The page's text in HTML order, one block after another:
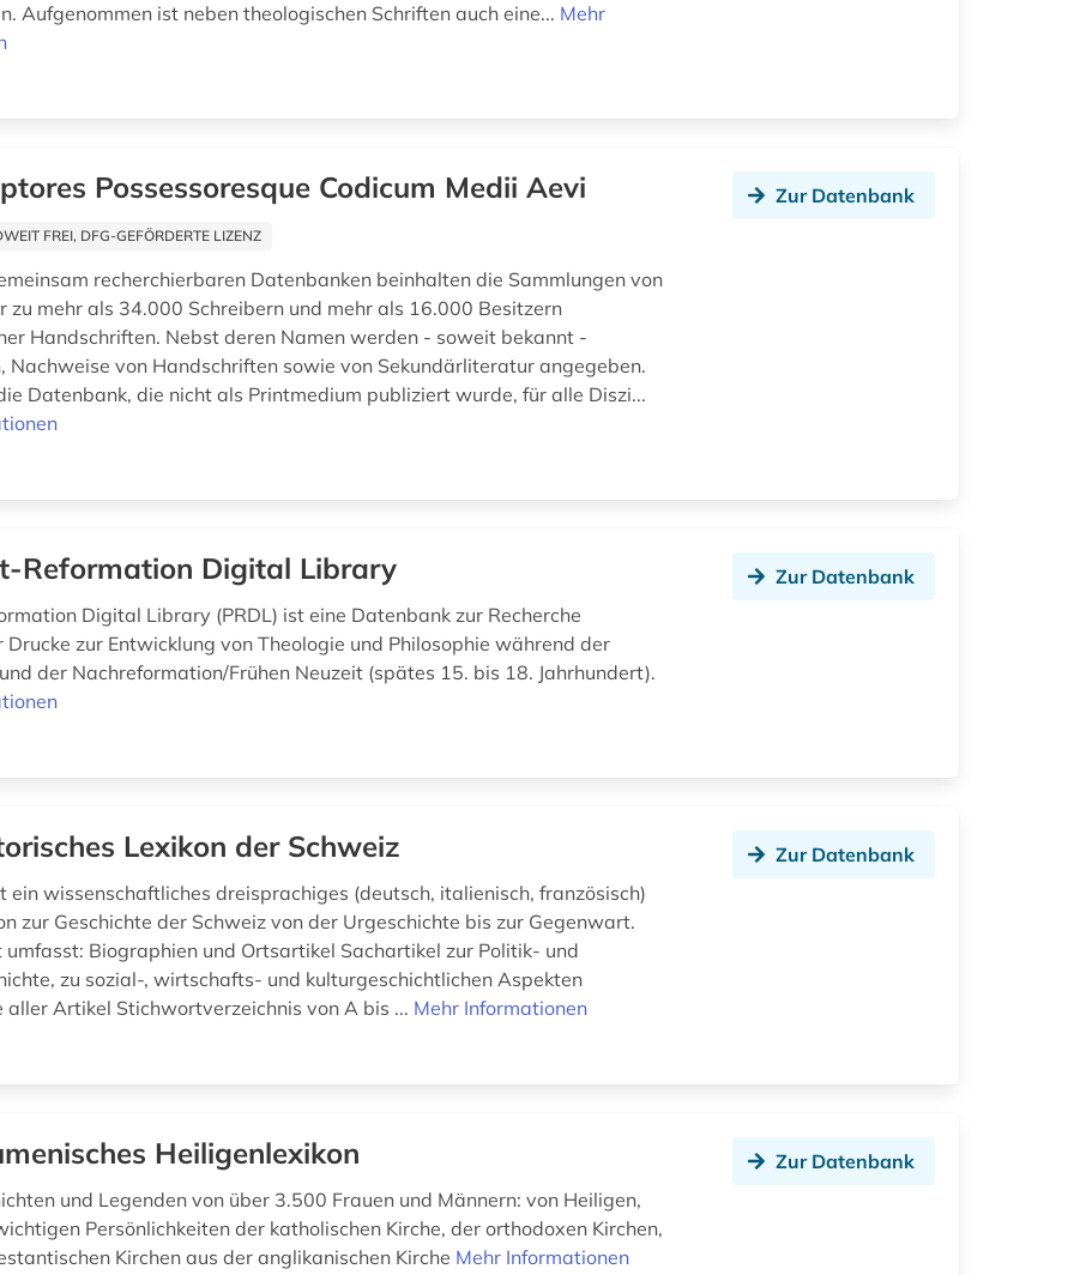
Aufgenommen ist neben theologischen Schriften auch eine... Mehr
Possessoresque Codicum Medii Aevi
FREI, DFG-GEFÖRDERTE LIZENZ
recherchierbaren Datenbanken beinhalten die Sammlungen von
zu mehr als 34.000 Schreibern und mehr als 16.000 Besitzern
Handschriften. Nebst deren Namen werden - soweit bekannt -
Nachweise von Handschriften sowie von Sekundärliteratur angegeben.
Datenbank, die nicht als Printmedium publiziert wurde, für alle Diszi...
Zur Datenbank
Reformation Digital Library
Digital Library (PRDL) ist eine Datenbank zur Recherche
zur Entwicklung von Theologie und Philosophie während der
der Nachreformation/Frühen Neuzeit (spätes 15. bis 18. Jahrhundert).
Zur Datenbank
Lexikon der Schweiz
ein wissenschaftliches dreisprachiges (deutsch, italienisch, französisch)
zur Geschichte der Schweiz von der Urgeschichte bis zur Gegenwart.
umfasst: Biographien und Ortsartikel Sachartikel zur Politik- und
zu sozial-, wirtschafts- und kulturgeschichtlichen Aspekten
aller Artikel Stichwortverzeichnis von A bis ... Mehr Informationen
Zur Datenbank
Heiligenlexikon
und Legenden von über 3.500 Frauen und Männern: von Heiligen,
Persönlichkeiten der katholischen Kirche, der orthodoxen Kirchen,
Kirchen aus der anglikanischen Kirche Mehr Informationen
Zur Datenbank